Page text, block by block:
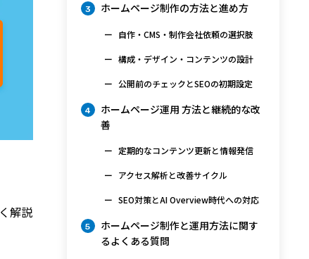
解説
3 ホームページ制作の方法と進め方
自作・CMS・制作会社依頼の選択肢
構成・デザイン・コンテンツの設計
公開前のチェックとSEOの初期設定
4
ホームページ運用 方法と継続的な改
善
定期的なコンテンツ更新と情報発信
アクセス解析と改善サイクル
SEO対策とAI Overview時代への対応
5
ホームページ制作と運用方法に関す
るよくある質問